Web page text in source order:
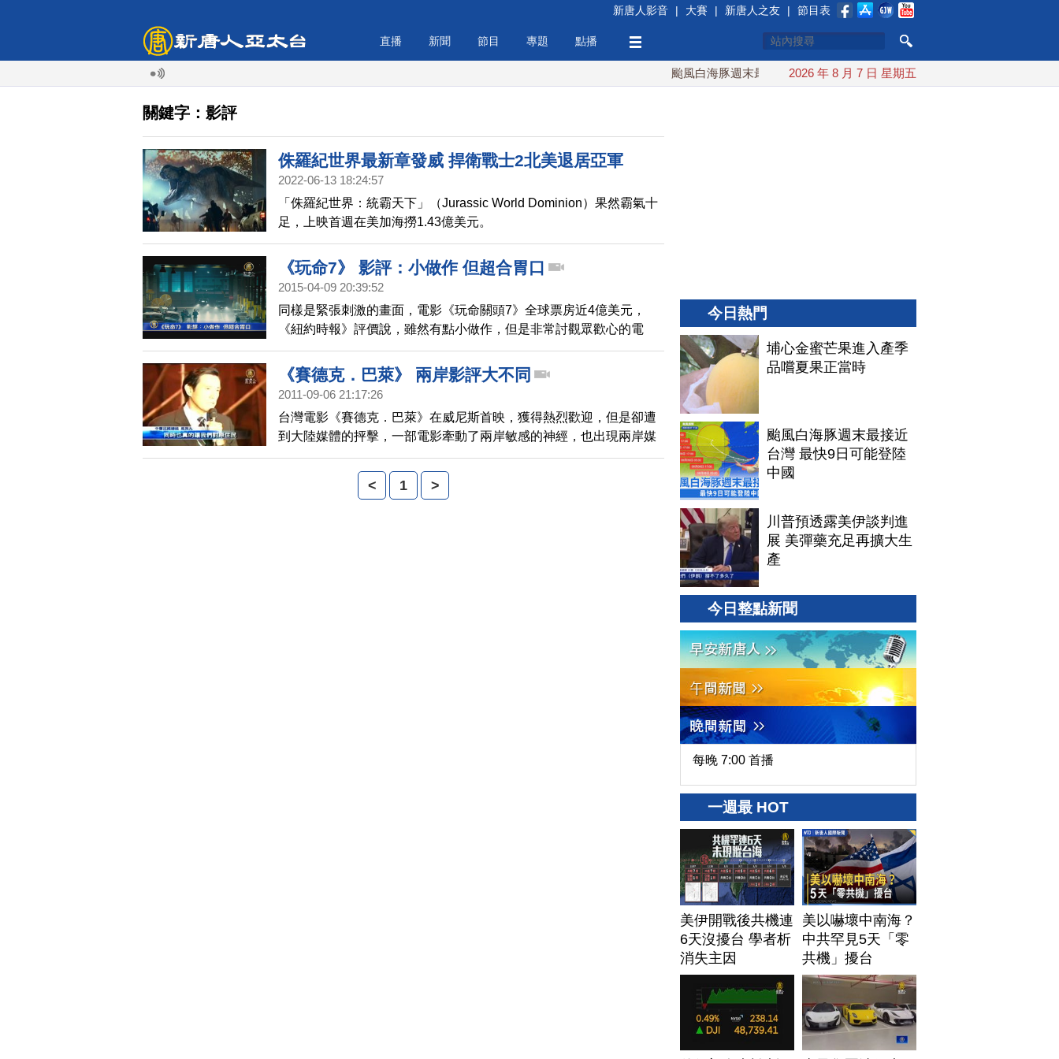
新唐人影音 | 大賽 | 新唐人之友 | 節目表
直播 新聞 節目 專題 點播
颱風白海豚週末最接近台灣 最快9日可能登陸中國
2026 年 8 月 7 日 星期五
關鍵字：影評
侏羅紀世界最新章發威 捍衛戰士2北美退居亞軍
2022-06-13 18:24:57
「侏羅紀世界：統霸天下」（Jurassic World Dominion）果然霸氣十
足，上映首週在美加海撈1.43億美元。
《玩命7》 影評：小做作 但超合胃口
2015-04-09 20:39:52
同樣是緊張刺激的畫面，電影《玩命關頭7》全球票房近4億美元，
《紐約時報》評價說，雖然有點小做作，但是非常討觀眾歡心的電
影。
《賽德克．巴萊》 兩岸影評大不同
2011-09-06 21:17:26
台灣電影《賽德克．巴萊》在威尼斯首映，獲得熱烈歡迎，但是卻遭
到大陸媒體的抨擊，一部電影牽動了兩岸敏感的神經，也出現兩岸媒
體對這部電影的兩極理解。
< 1 >
今日熱門
埔心金蜜芒果進入產季
品嚐夏果正當時
颱風白海豚週末最接近
台灣 最快9日可能登陸
中國
川普預透露美伊談判進
展 美彈藥充足再擴大生
產
今日整點新聞
每晚 7:00 首播
一週最 HOT
美伊開戰後共機連
6天沒擾台 學者析
消失主因
美以嚇壞中南海？
中共罕見5天「零
共機」擾台